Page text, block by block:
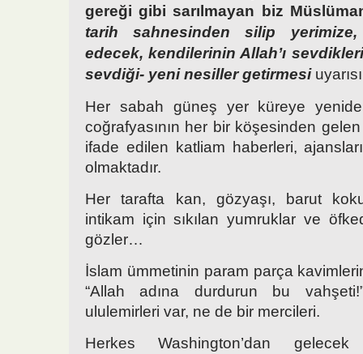
gereği gibi sarılmayan biz
tarih sahnesinden silip
edecek, kendilerinin Allah’ı
sevdiği- yeni nesiller getirmesi
Her sabah güneş yer küreye
coğrafyasının her bir köşesinden
ifade edilen katliam haberleri,
olmaktadır.
Her tarafta kan, gözyaşı, barut
intikam için sıkılan yumruklar ve
gözler…
İslam ümmetinin param parça
“Allah adına durdurun bu
ululemirleri var, ne de bir mercileri.
Herkes Washington’dan